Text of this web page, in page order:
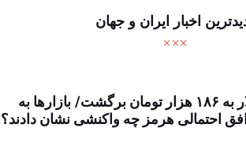
اخبار ایران و جهان
دلار به ۱۸۶ هزار تومان برگشت/ بازارها به
احتمالی هرمز چه واکنشی نشان دادند؟